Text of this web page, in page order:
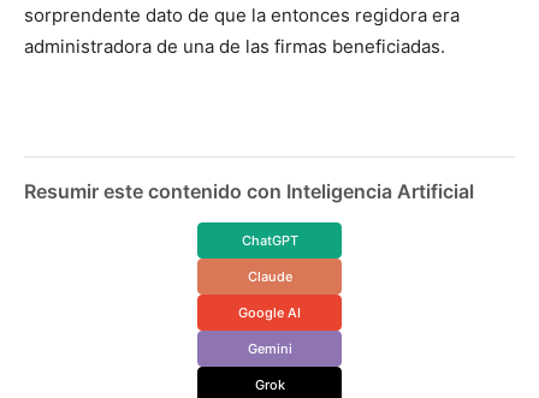
sorprendente dato de que la entonces regidora era
administradora de una de las firmas beneficiadas.
Resumir este contenido con Inteligencia Artificial
ChatGPT
Claude
Google AI
Gemini
Grok